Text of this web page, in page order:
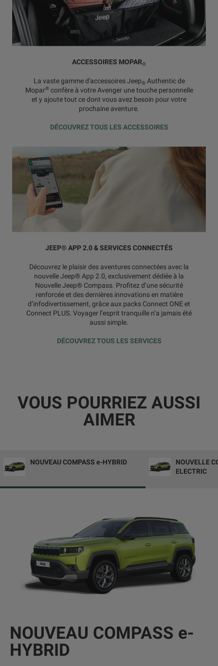
ACCESSOIRES MOPAR®
La vaste gamme d'accessoires Jeep® Authentic de
Mopar®confère à votre Avenger une touche personnelle
et y ajoute tout ce dont vous avez besoin pour votre
prochaine aventure.
DÉCOUVREZ TOUS LES ACCESSOIRES
JEEP® APP 2.0 & SERVICES CONNECTÉS
Découvrez le plaisir des aventures connectées avec la
nouvelle Jeep® App 2.0, exclusivement dédiée à la
Nouvelle Jeep® Compass. Profitez d’une sécurité
renforcée et des dernières innovations en matière
d’infodivertissement, grâce aux packs Connect ONE et
Connect PLUS. Voyager l’esprit tranquille n’a jamais été
aussi simple.
DÉCOUVREZ TOUS LES SERVICES
VOUS POURRIEZ AUSSI
AIMER
NOUVEAU COMPASS e-HYBRID
NOUVELLE
ELECTRIC
NOUVEAU COMPASS e-
HYBRID